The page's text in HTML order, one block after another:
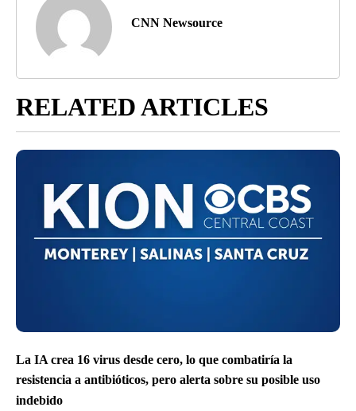
CNN Newsource
RELATED ARTICLES
La IA crea 16 virus desde cero, lo que combatiría la
resistencia a antibióticos, pero alerta sobre su posible uso
indebido